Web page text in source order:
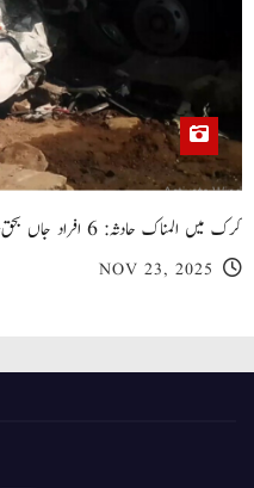
کرک میں المناک حادثہ: 6 افراد جاں بحق، متعدد زخمی
NOV 23, 2025